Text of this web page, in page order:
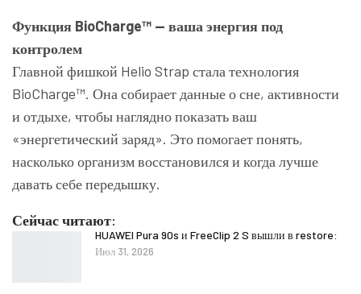
Функция BioCharge™ — ваша энергия под
контролем
Главной фишкой Helio Strap стала технология
BioCharge™. Она собирает данные о сне, активности
и отдыхе, чтобы наглядно показать ваш
«энергетический заряд». Это помогает понять,
насколько организм восстановился и когда лучше
давать себе передышку.
Сейчас читают:
HUAWEI Pura 90s и FreeClip 2 S вышли в restore:
Июл 31, 2026